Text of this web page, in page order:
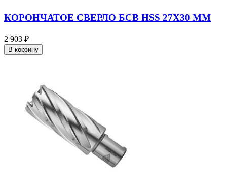
КОРОНЧАТОЕ СВЕРЛО БСВ HSS 27X30 ММ
2 903 ₽
В корзину